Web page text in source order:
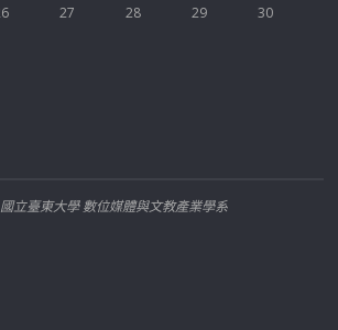
27 28 29
30
立臺東大學 數位媒體與文教產業學系